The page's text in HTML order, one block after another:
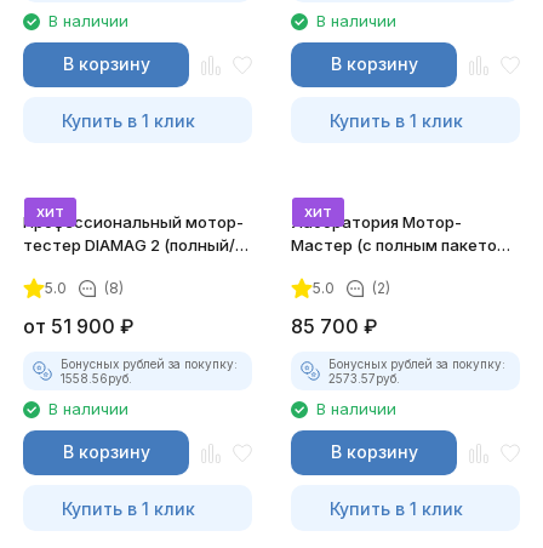
В наличии
В корзину
Купить в 1 клик
В наличии
В корзину
Купить в 1 клик
хит
Профессиональный мотор-
тестер DIAMAG 2 (полный/
5.0 (8)
от 51 900 ₽
Бонусных рублей за покупку:
1558.56руб.
В наличии
В корзину
Купить в 1 клик
хит
Лаборатория Мотор-
Мастер (с полным пакетом
5.0 (2)
85 700 ₽
Бонусных рублей за покупку:
2573.57руб.
В наличии
В корзину
Купить в 1 клик